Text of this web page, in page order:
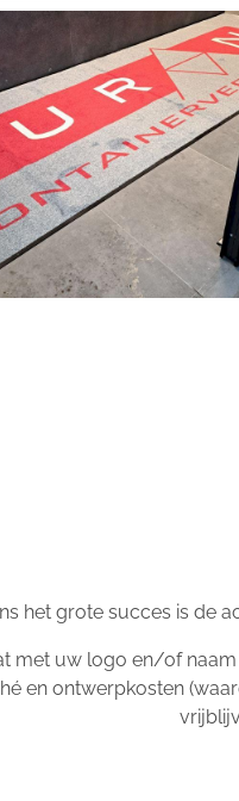
het grote succes is de
met uw logo en/of
en ontwerpkosten